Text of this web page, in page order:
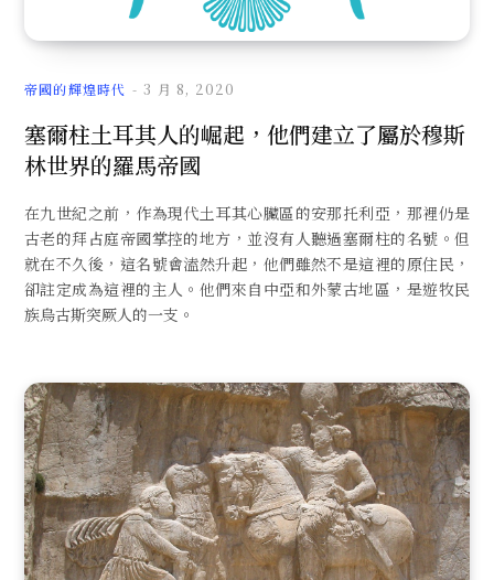
帝國的輝煌時代 3 月 8, 2020
塞爾柱土耳其人的崛起，他們建立了屬於穆斯
林世界的羅馬帝國
在九世紀之前，作為現代土耳其心臟區的安那托利亞，那裡仍是
古老的拜占庭帝國掌控的地方，並沒有人聽過塞爾柱的名號。但
就在不久後，這名號會溘然升起，他們雖然不是這裡的原住民，
卻註定成為這裡的主人。他們來自中亞和外蒙古地區，是遊牧民
族烏古斯突厥人的一支。